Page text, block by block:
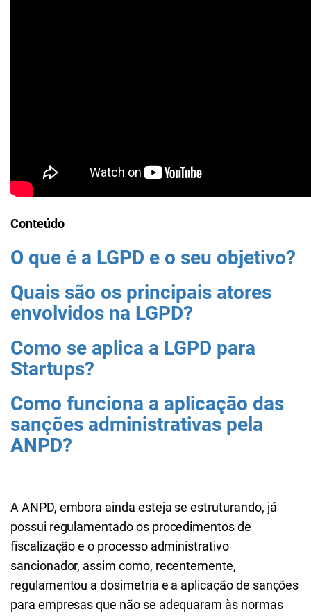
Conteúdo
O que é a LGPD e o seu objetivo?
Quais são os principais atores
envolvidos na LGPD?
Como se aplica a LGPD para
Startups?
Como funciona a aplicação das
sanções administrativas pela
ANPD?
A ANPD, embora ainda esteja se estruturando, já
possui regulamentado os procedimentos de
fiscalização e o processo administrativo
sancionador, assim como, recentemente,
regulamentou a dosimetria e a aplicação de sanções
para empresas que não se adequaram às normas